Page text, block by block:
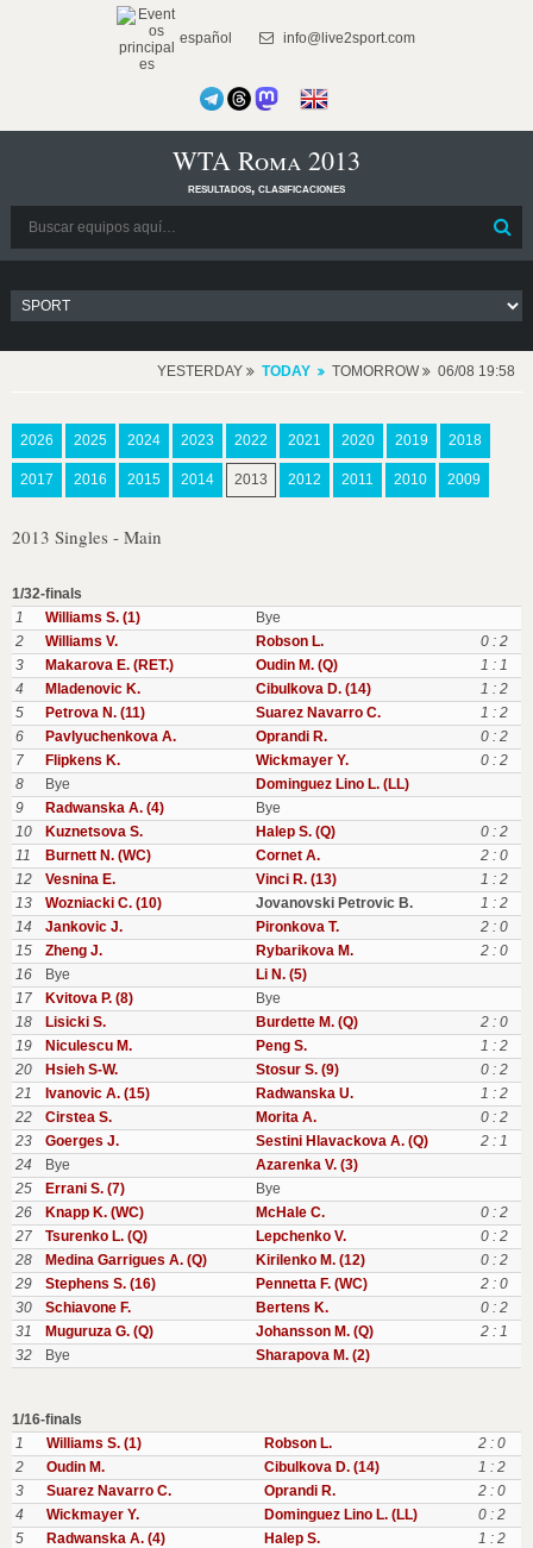
español info@live2sport.com
WTA Roma 2013
resultados, clasificaciones
YESTERDAY TODAY TOMORROW 06/08 19:58
2026 2025 2024 2023 2022 2021 2020 2019 2018
2017 2016 2015 2014 2013 2012 2011 2010 2009
2013 Singles - Main
1/32-finals
1
Williams S. (1)
Bye
2
Williams V. Robson L.
0 : 2
3
Makarova E. (RET.) Oudin M. (Q)
1 : 1
4
Mladenovic K. Cibulkova D. (14)
1 : 2
5
Petrova N. (11) Suarez Navarro C.
1 : 2
6
Pavlyuchenkova A. Oprandi R.
0 : 2
7
Flipkens K. Wickmayer Y.
0 : 2
8
Bye
Dominguez Lino L. (LL)
9
Radwanska A. (4)
Bye
10
Kuznetsova S. Halep S. (Q)
0 : 2
11
Burnett N. (WC) Cornet A.
2 : 0
12
Vesnina E. Vinci R. (13)
1 : 2
13
Wozniacki C. (10) Jovanovski Petrovic B.
1 : 2
14
Jankovic J. Pironkova T.
2 : 0
15
Zheng J. Rybarikova M.
2 : 0
16
Bye
Li N. (5)
17
Kvitova P. (8)
Bye
18
Lisicki S. Burdette M. (Q)
2 : 0
19
Niculescu M. Peng S.
1 : 2
20
Hsieh S-W. Stosur S. (9)
0 : 2
21
Ivanovic A. (15) Radwanska U.
1 : 2
22
Cirstea S. Morita A.
0 : 2
23
Goerges J. Sestini Hlavackova A. (Q)
2 : 1
24
Bye
Azarenka V. (3)
25
Errani S. (7)
Bye
26
Knapp K. (WC) McHale C.
0 : 2
27
Tsurenko L. (Q) Lepchenko V.
0 : 2
28
Medina Garrigues A. (Q) Kirilenko M. (12)
0 : 2
29
Stephens S. (16) Pennetta F. (WC)
2 : 0
30
Schiavone F. Bertens K.
0 : 2
31
Muguruza G. (Q) Johansson M. (Q)
2 : 1
32
Bye Sharapova M. (2)
1/16-finals
1
Williams S. (1) Robson L.
2 : 0
2
Oudin M. Cibulkova D. (14)
1 : 2
3
Suarez Navarro C. Oprandi R.
2 : 0
4
Wickmayer Y. Dominguez Lino L. (LL)
0 : 2
5
Radwanska A. (4) Halep S.
1 : 2